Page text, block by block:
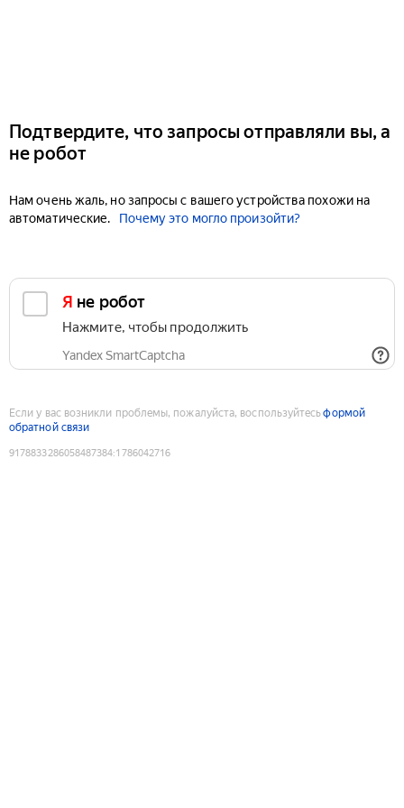
Подтвердите, что запросы отправляли вы, а
не робот
Нам очень жаль, но запросы с вашего устройства похожи на
автоматические.
Почему это могло произойти?
Я не робот
Нажмите, чтобы продолжить
Yandex SmartCaptcha
Если у вас возникли проблемы, пожалуйста, воспользуйтесьформой
обратной связи
9178833286058487384:1786042716